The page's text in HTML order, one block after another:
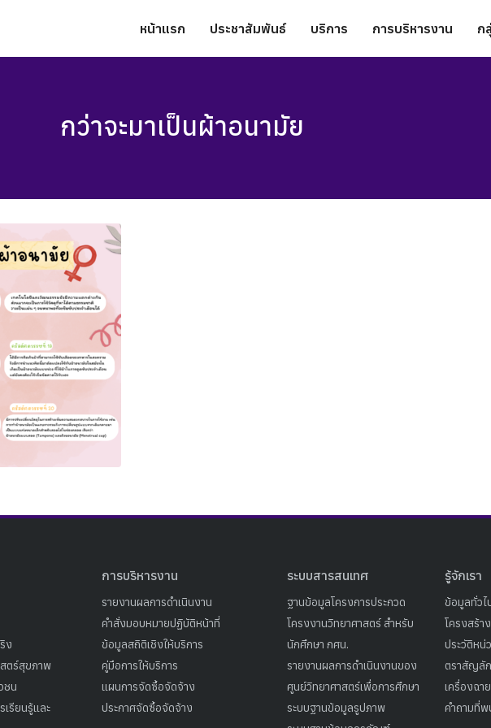
หน้าแรก ประชาสัมพันธ์ บริการ การบริหารงาน ก
Search
กว่าจะมาเป็นผ้าอนามัย
ง
ตร์สุขภาพ
ชน
เรียนรู้และ
การบริหารงาน
รายงานผลการดำเนินงาน
คำสั่งมอบหมายปฏิบัติหน้าที่
ข้อมูลสถิติเชิงให้บริการ
คู่มือการให้บริการ
แผนการจัดซื้อจัดจ้าง
ประกาศจัดซื้อจัดจ้าง
ระบบสารสนเทศ
ฐานข้อมูลโครงการประกวด
โครงงานวิทยาศาสตร์ สำหรับ
นักศึกษา กศน.
รายงานผลการดำเนินงานของ
ศูนย์วิทยาศาสตร์เพื่อการศึกษา
ระบบฐานข้อมูลรูปภาพ
รู้จักเรา
ข้อมูลทั่วไ
โครงสร้า
ประวัติหน่
ตราสัญลั
เครื่องฉา
คำถามที่พ